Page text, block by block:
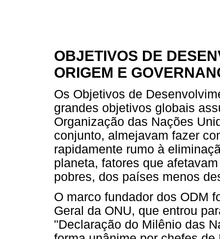
OBJETIVOS DE
ORIGEM E
Os Objetivos de
grandes objetivos globais
Organização das Nações
conjunto, almejavam fazer
rapidamente rumo à
planeta, fatores que
pobres, dos países menos
O marco fundador dos ODM
Geral da ONU, que entrou
"Declaração do Milênio das